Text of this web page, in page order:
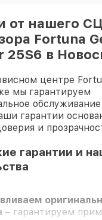
от нашего
Fortuna
25S6 в
центре
мы гарантируем
гарантии
и
гарантии и
– гарантируем